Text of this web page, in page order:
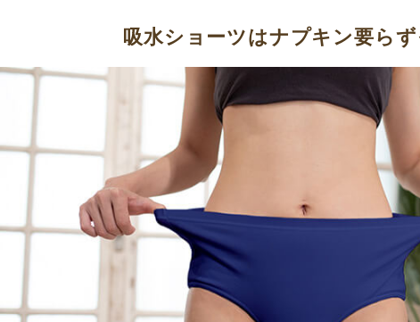
吸水ショーツはナプキン要らず